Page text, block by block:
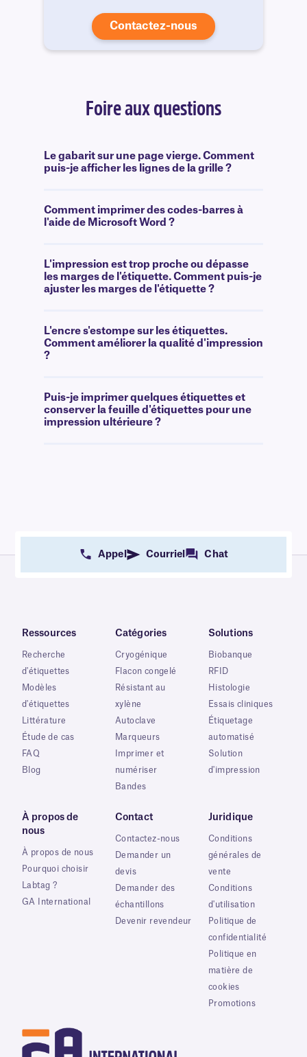
Contactez-nous
Foire aux questions
Le gabarit sur une page vierge. Comment
puis-je afficher les lignes de la grille ?
Comment imprimer des codes-barres à
l'aide de Microsoft Word ?
L'impression est trop proche ou dépasse
les marges de l'étiquette. Comment puis-je
ajuster les marges de l'étiquette ?
L'encre s'estompe sur les étiquettes.
Comment améliorer la qualité d'impression
?
Puis-je imprimer quelques étiquettes et
conserver la feuille d'étiquettes pour une
impression ultérieure ?
Appel Courriel Chat
Ressources
Recherche
d'étiquettes
Modèles
d'étiquettes
Littérature
Étude de cas
FAQ
Blog
Catégories
Cryogénique
Flacon congelé
Résistant au
xylène
Autoclave
Marqueurs
Imprimer et
numériser
Bandes
Solutions
Biobanque
RFID
Histologie
Essais cliniques
Étiquetage
automatisé
Solution
d'impression
À propos de
nous
À propos de nous
Pourquoi choisir
Labtag ?
GA International
Contact
Contactez-nous
Demander un
devis
Demander des
échantillons
Devenir revendeur
Juridique
Conditions
générales de
vente
Conditions
d'utilisation
Politique de
confidentialité
Politique en
matière de
cookies
Promotions